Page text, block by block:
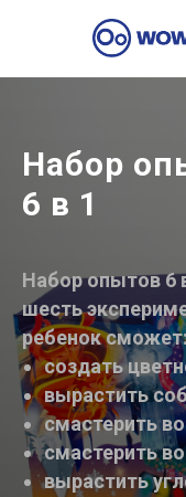
Набор
6 в 1
Набор опытов 6
шесть
ребенок
создать
вырастить
смастерить
смастерить
вырастить